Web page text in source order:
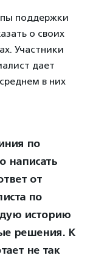
поддержки
о своих
Участники
дает
в них
по
написать
от
по
историю
решения. К
не так